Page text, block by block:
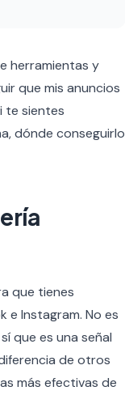
herramientas y
que mis anuncios
te sientes
dónde conseguirlo
que tienes
e Instagram. No es
que es una señal
de otros
más efectivas de